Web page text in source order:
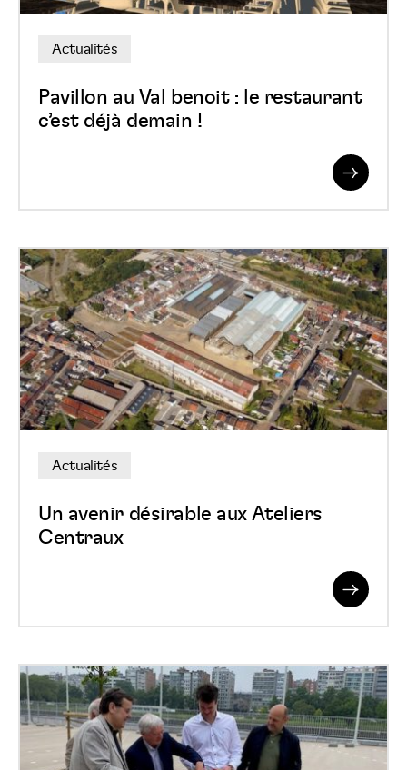
Actualités
Pavillon au Val benoit : le restaurant
c’est déjà demain !
restaurant
demain
Read
Actualités
Un avenir désirable aux Ateliers
Centraux
Un
avenir
désirable
aux
Ateliers
Centraux
Read
Le
parking
Palais